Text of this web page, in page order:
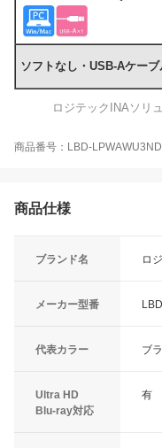
ソフトなし・USB-Aケーブ
ロジテックINAソリ
商品番号：LBD-
商品仕様
ブランド名 ロ
メーカー型番
代表カラー ブ
Ultra HD
Blu-ray対応
有